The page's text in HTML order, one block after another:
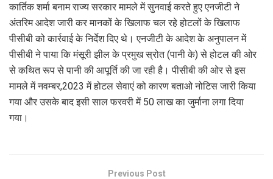
कार्तिक शर्मा बनाम राज्य सरकार मामले में सुनवाई करते हुए एनजीटी ने
अंतरिम आदेश जारी कर मानकों के खिलाफ चल रहे होटलों के खिलाफ
पीसीबी को कार्रवाई के निर्देश दिए थे। एनजीटी के आदेश के अनुपालन में
पीसीबी ने पाया कि मंसूरी झील के प्रमुख स्रोत (पानी के) से होटल की ओर
से कथित रूप से पानी की आपूर्ति की जा रही है। पीसीबी की ओर से इस
मामले में नवम्बर,2023 में होटल सेवाएं को कारण बताओ नोटिस जारी किया
गया और उसके बाद इसी साल फरवरी में 50 लाख का जुर्माना लगा दिया
गया।
Previous Post